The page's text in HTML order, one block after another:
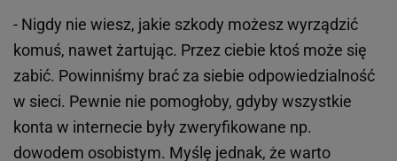
- Nigdy nie wiesz, jakie szkody możesz wyrządzić
komuś, nawet żartując. Przez ciebie ktoś może się
zabić. Powinniśmy brać za siebie odpowiedzialność
w sieci. Pewnie nie pomogłoby, gdyby wszystkie
konta w internecie były zweryfikowane np.
dowodem osobistym. Myślę jednak, że warto